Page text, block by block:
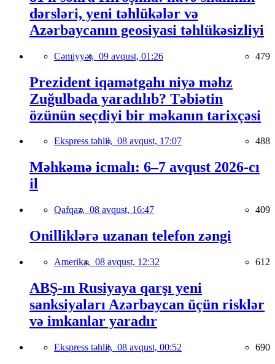
dərsləri, yeni təhlükələr və
Azərbaycanın geosiyasi təhlükəsizliyi
Cəmiyyət, 09 avqust, 01:26 479
Prezident iqamətgahı niyə məhz
Zuğulbada yaradılıb? Təbiətin
özünün seçdiyi bir məkanın tarixçəsi
Ekspress təhlil, 08 avqust, 17:07 488
Məhkəmə icmalı: 6–7 avqust 2026-cı
il
Qafqaz, 08 avqust, 16:47 409
Onilliklərə uzanan telefon zəngi
Amerika, 08 avqust, 12:32 612
ABŞ-ın Rusiyaya qarşı yeni
sanksiyaları Azərbaycan üçün risklər
və imkanlar yaradır
Ekspress təhlil, 08 avqust, 00:52 690